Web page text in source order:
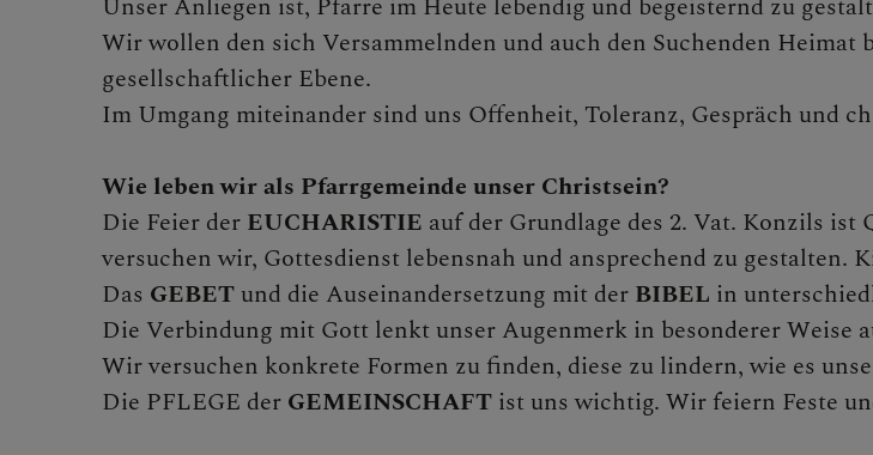
Unser Anliegen ist, Pfarre im Heute lebendig und begeisternd zu
Wir wollen den sich Versammelnden und auch den Suchenden
gesellschaftlicher Ebene.
Im Umgang miteinander sind uns Offenheit, Toleranz, Gespräch und
Wie leben wir als Pfarrgemeinde unser Christsein?
Die Feier der EUCHARISTIE auf der Grundlage des 2. Vat. Konzils
versuchen wir, Gottesdienst lebensnah und ansprechend zu gestalten.
Das GEBETund die Auseinandersetzung mit der BIBEL in
Die Verbindung mit Gott lenkt unser Augenmerk in besonderer Weise
Wir versuchen konkrete Formen zu finden, diese zu lindern, wie es
Die PFLEGE der GEMEINSCHAFT ist uns wichtig. Wir feiern Feste